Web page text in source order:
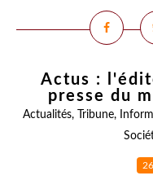
Actus :
presse du
Actualités, Tribune,